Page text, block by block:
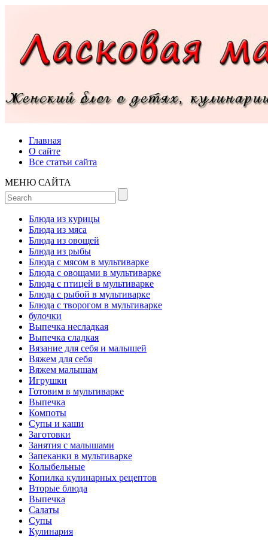
Главная
О сайте
Все статьи сайта
МЕНЮ САЙТА
Блюда из курицы
Блюда из мяса
Блюда из овощей
Блюда из рыбы
Блюда с мясом в мультиварке
Блюда с овощами в мультиварке
Блюда с птицей в мультиварке
Блюда с рыбой в мультиварке
Блюда с творогом в мультиварке
булочки
Выпечка несладкая
Выпечка сладкая
Вязание для себя и малышей
Вяжем для себя
Вяжем малышам
Игрушки
Готовим в мультиварке
Выпечка
Компоты
Супы и каши
Заготовки
Занятия с малышами
Запеканки в мультиварке
Колыбельные
Копилка кулинарных рецептов
Вторые блюда
Выпечка
Салаты
Супы
Кулинария